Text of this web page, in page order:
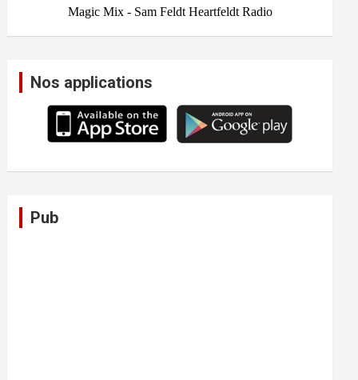
Nos applications
Pub